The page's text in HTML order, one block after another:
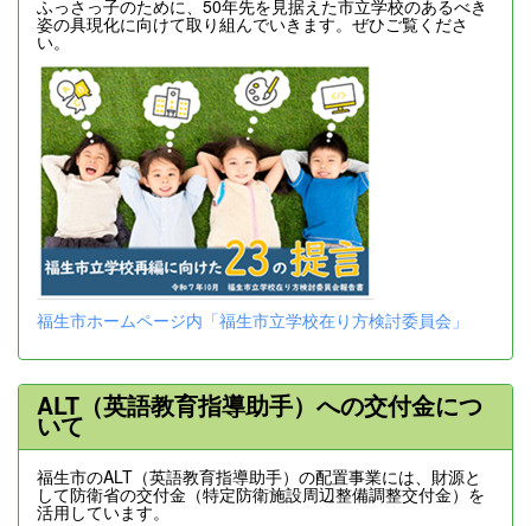
ふっさっ子のために、50年先を見据えた市立学校のあるべき
姿の具現化に向けて取り組んでいきます。ぜひご覧くださ
い。
福生市ホームページ内「福生市立学校在り方検討委員会」
ALT（英語教育指導助手）への交付金につ
いて
福生市のALT（英語教育指導助手）の配置事業には、財源と
して防衛省の交付金（特定防衛施設周辺整備調整交付金）を
活用しています。